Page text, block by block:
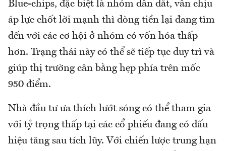
Blue-chips, đặc biệt là nhóm dẫn dắt, vẫn chịu
áp lực chốt lời mạnh thì dòng tiền lại đang tìm
đến với các cơ hội ở nhóm có vốn hóa thấp
hơn. Trạng thái này có thể sẽ tiếp tục duy trì và
giúp thị trường cân bằng hẹp phía trên mốc
950 điểm.
Nhà đầu tư ưa thích lướt sóng có thể tham gia
với tỷ trọng thấp tại các cổ phiếu đang có dấu
hiệu tăng sau tích lũy. Với chiến lược trung hạn